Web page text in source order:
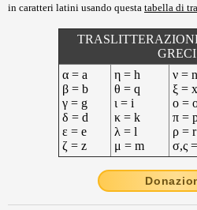
in caratteri latini usando questa tabella di
GRECI
α = a
β = b
γ = g
δ = d
ε = e
ζ = z
η = h
θ = q
ι = i
κ = k
λ = l
μ = m
ν = n
ξ = x
ο =
π =
ρ = r
σ,ς